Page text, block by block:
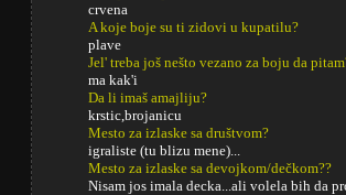
crvena
A koje boje su ti zidovi u kupatilu?
plave
Jel' treba još nešto vezano za boju da
ma kak'i
Da li imaš amajliju?
krstic,brojanicu
Mesto za izlaske sa društvom?
igraliste (tu blizu mene)...
Mesto za izlaske sa devojkom/dečkom??
Nisam jos imala decka...ali volela bih da